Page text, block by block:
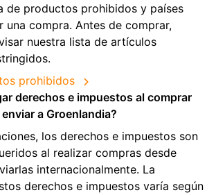
de productos prohibidos y países
una compra. Antes de comprar,
nuestra lista de artículos
prohibidos
derechos e impuestos al comprar
a Groenlandia?
los derechos e impuestos son
al realizar compras desde
internacionalmente. La
derechos e impuestos varía según